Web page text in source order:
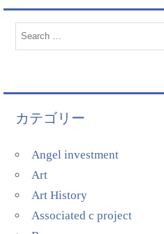
カテゴリー
Angel investment
Art
Art History
Associated c project